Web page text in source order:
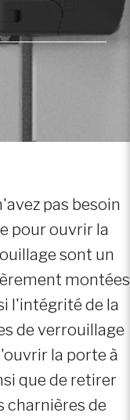
pas besoin
pour ouvrir la
sont un
montées
l'intégrité de la
de verrouillage
la porte à
que de retirer
charnières de